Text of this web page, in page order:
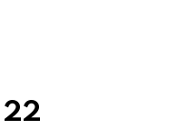
22